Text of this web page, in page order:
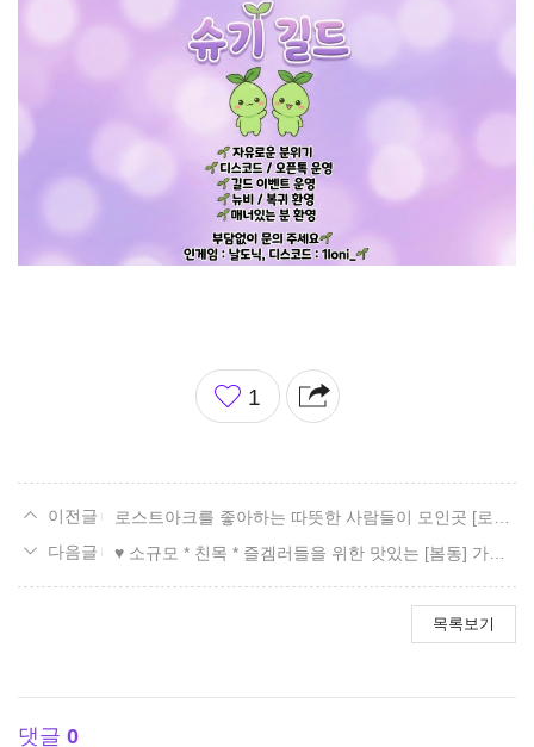
좋
아
1
로스트아크를 좋아하는 따뜻한 사람들이 모인곳 [로앤/친목만렙길드]+1640
♥ 소규모 * 친목 * 즐겜러들을 위한 맛있는 [봄동] 가족 모집! ♥
목록보기
댓글 0